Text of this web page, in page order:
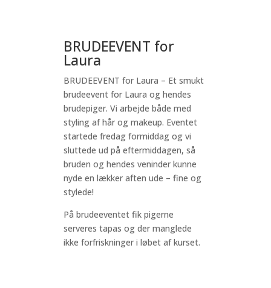
BRUDEEVENT for
Laura
BRUDEEVENT for Laura – Et smukt
brudeevent for Laura og hendes
brudepiger. Vi arbejde både med
styling af hår og makeup. Eventet
startede fredag formiddag og vi
sluttede ud på eftermiddagen, så
bruden og hendes veninder kunne
nyde en lækker aften ude – fine og
stylede!
På brudeeventet fik pigerne
serveres tapas og der manglede
ikke forfriskninger i løbet af kurset.